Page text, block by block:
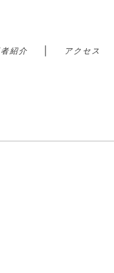
紹介 ｜ アクセス